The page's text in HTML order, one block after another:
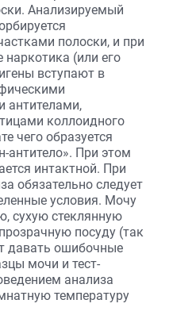
Анализируемый
полоски, и при
наркотика (или его
вступают в
антителами,
коллоидного
чего образуется
антитело». При этом
интактной. При
обязательно следует
условия. Мочу
сухую стеклянную
посуду (так
давать ошибочные
мочи и тест-
анализа
температуру